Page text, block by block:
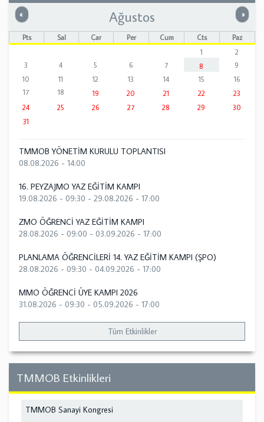
« Önceki »
Ağustos
Pts Sal Çar Per Cum Cts
Paz
1
2
3
4 5 6 7 8
9
10
11 12 13 14 15
16
17
18 19 20 21 22
23
24
25 26 27 28 29
30
31
TMMOB YÖNETİM KURULU TOPLANTISI
08.08.2026 - 14:00
16. PEYZAJMO YAZ EĞİTİM KAMPI
19.08.2026 - 09:30 - 29.08.2026 - 17:00
ZMO ÖĞRENCİ YAZ EĞİTİM KAMPI
28.08.2026 - 09:00 - 03.09.2026 - 17:00
PLANLAMA ÖĞRENCİLERİ 14. YAZ EĞİTİM KAMPI (ŞPO)
28.08.2026 - 09:30 - 04.09.2026 - 17:00
MMO ÖĞRENCİ ÜYE KAMPI 2026
31.08.2026 - 09:30 - 05.09.2026 - 17:00
Tüm Etkinlikler
TMMOB Etkinlikleri
TMMOB Sanayi Kongresi